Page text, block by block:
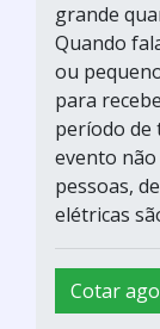
grande
Quando
ou
para
período de
evento
pessoas,
elétricas
Cotar